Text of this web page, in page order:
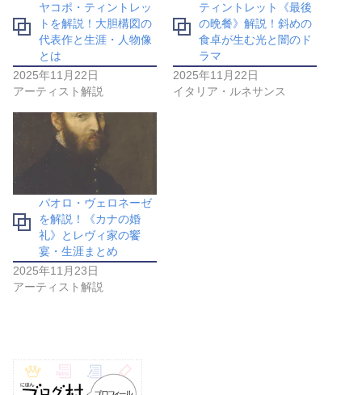
ヤコポ・ティントレッ
トを解説！大胆構図の
代表作と生涯・人物像
とは
2025年11月22日
アーティスト解説
ティントレット《最後
の晩餐》解説！斜めの
食卓が生む光と闇のド
ラマ
2025年11月22日
イタリア・ルネサンス
パオロ・ヴェロネーゼ
を解説！《カナの婚
礼》とレヴィ家の饗
宴・生涯まとめ
2025年11月23日
アーティスト解説